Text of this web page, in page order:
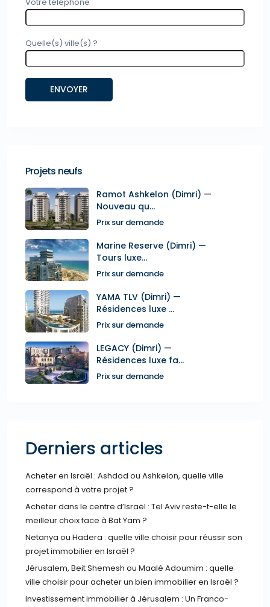
Quelle(s) ville(s) ?
Projets neufs
Ramot Ashkelon (Dimri) —
Nouveau qu...
Prix sur demande
Marine Reserve (Dimri) —
Tours luxe...
Prix sur demande
YAMA TLV (Dimri) —
Résidences luxe ...
Prix sur demande
LEGACY (Dimri) —
Résidences luxe fa...
Prix sur demande
Derniers articles
Acheter en Israël : Ashdod ou Ashkelon, quelle ville
correspond à votre projet ?
Acheter dans le centre d’Israël : Tel Aviv reste-t-elle le
meilleur choix face à Bat Yam ?
Netanya ou Hadera : quelle ville choisir pour réussir son
projet immobilier en Israël ?
Jérusalem, Beit Shemesh ou Maalé Adoumim : quelle
ville choisir pour acheter un bien immobilier en Israël ?
Investissement immobilier à Jérusalem : Un Franco-